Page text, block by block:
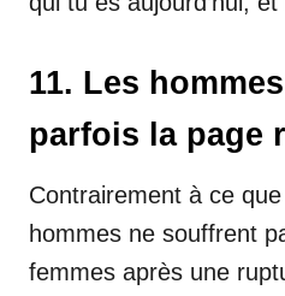
11. Les
parfois la page
Contrairement à ce que
hommes ne souffrent
femmes après une